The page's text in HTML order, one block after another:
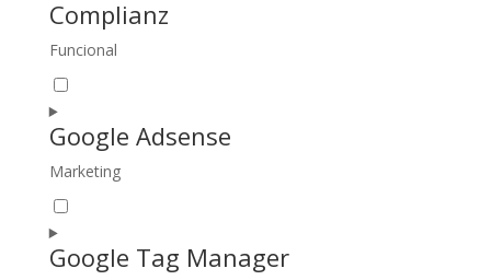
google-
analytics
Complianz
Funcional
Consent
to
service
complianz
Google Adsense
Marketing
Consent
to
service
google-
Google Tag Manager